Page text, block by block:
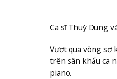
Ca sĩ Thuỳ Dung
Vượt qua vòng sơ
trên sân khấu ca
piano.